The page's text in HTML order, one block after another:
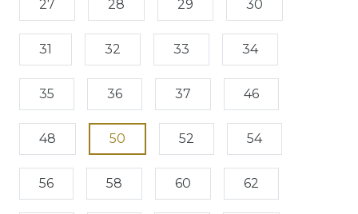
27 28 29 30
31 32 33 34
35 36 37 46
48 50 52 54
56 58 60 62